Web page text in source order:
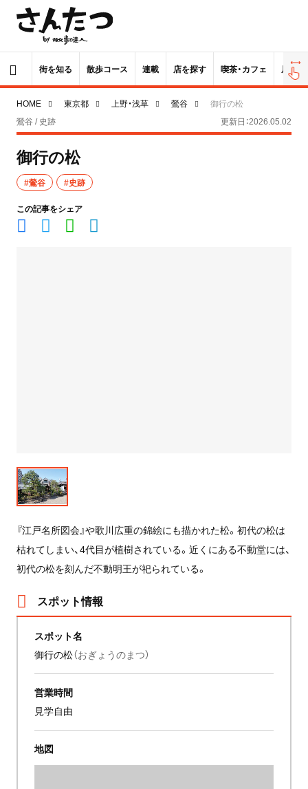
街を知る 散歩コース 連載 店を探す 喫茶・カフェ 居酒屋
HOME 東京都 上野・浅草 鶯谷
御行の松
鶯谷 / 史跡
更新日：2026.05.02
御行の松
#鶯谷 #史跡
この記事をシェア
『江戸名所図会』や歌川広重の錦絵にも描かれた松。初代の松は
枯れてしまい、4代目が植樹されている。近くにある不動堂には、
初代の松を刻んだ不動明王が祀られている。
スポット情報
スポット名
御行の松（おぎょうのまつ）
営業時間
見学自由
地図